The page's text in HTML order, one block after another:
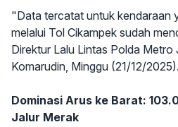
"Data tercatat untuk kendaraan
melalui Tol Cikampek sudah
Direktur Lalu Lintas Polda Metro
Komarudin, Minggu (21/12/2025).
Dominasi Arus ke Barat:
Jalur Merak